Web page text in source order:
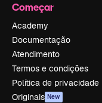
Começar
Academy
Documentação
Atendimento
Termos e condições
Política de privacidade
Originais New